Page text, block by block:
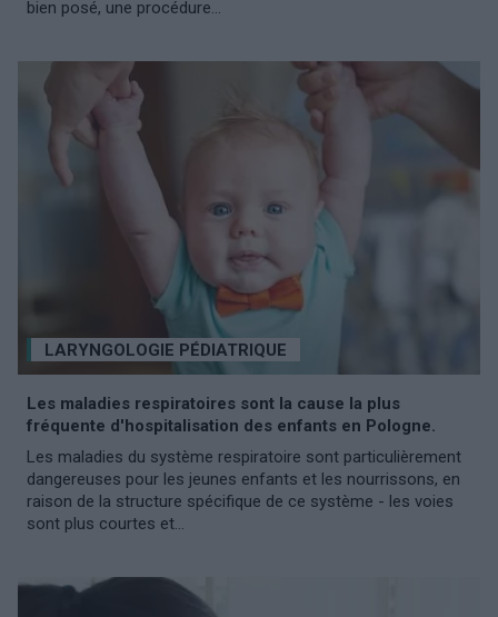
bien posé, une procédure...
LARYNGOLOGIE PÉDIATRIQUE
Les maladies respiratoires sont la cause la plus
fréquente d'hospitalisation des enfants en Pologne.
Les maladies du système respiratoire sont particulièrement
dangereuses pour les jeunes enfants et les nourrissons, en
raison de la structure spécifique de ce système - les voies
sont plus courtes et...